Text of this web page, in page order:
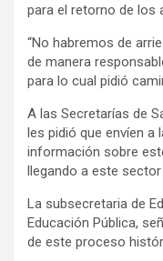
para el retorno de los
“No habremos de
de manera
para lo cual pidió
A las Secretarías de
les pidió que envíen a
información sobre
llegando a este
La subsecretaria de
Educación Pública,
de este proceso